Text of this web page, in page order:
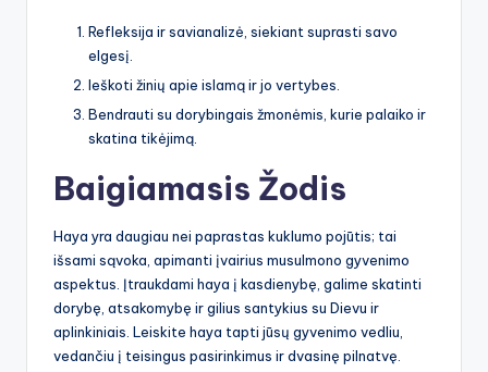
Refleksija ir savianalizė, siekiant suprasti savo
elgesį.
Ieškoti žinių apie islamą ir jo vertybes.
Bendrauti su dorybingais žmonėmis, kurie palaiko ir
skatina tikėjimą.
Baigiamasis Žodis
Haya yra daugiau nei paprastas kuklumo pojūtis; tai
išsami sąvoka, apimanti įvairius musulmono gyvenimo
aspektus. Įtraukdami haya į kasdienybę, galime skatinti
dorybę, atsakomybę ir gilius santykius su Dievu ir
aplinkiniais. Leiskite haya tapti jūsų gyvenimo vedliu,
vedančiu į teisingus pasirinkimus ir dvasinę pilnatvę.